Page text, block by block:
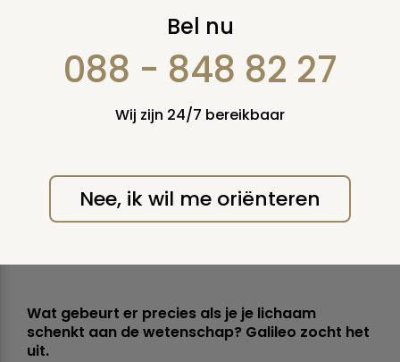
Dit gebeurt er met je lichaam
als je het schenkt
Door: Galileo
Wat gebeurt er precies als je je lichaam
schenkt aan de wetenschap? Galileo zocht het
uit.
Bel nu
088 - 848 82 27
Wij zijn 24/7 bereikbaar
Nee, ik wil me oriënteren